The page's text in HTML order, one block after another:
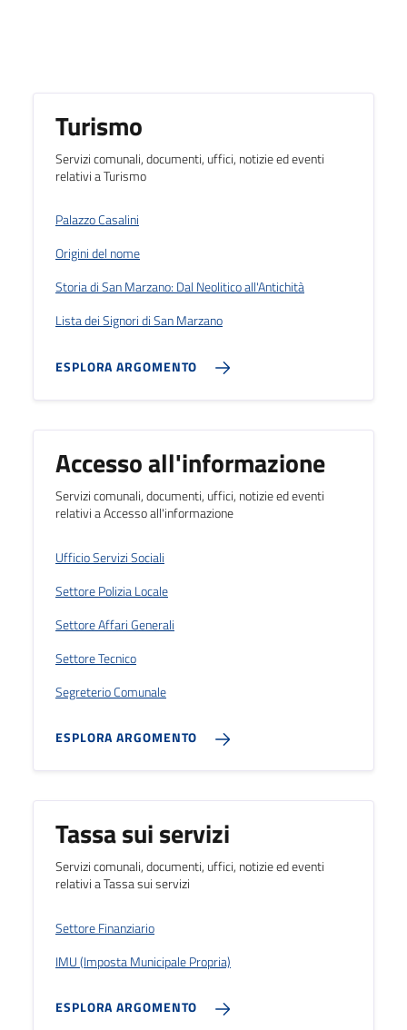
Turismo
Servizi comunali, documenti, uffici, notizie ed eventi
relativi a Turismo
Palazzo Casalini
Origini del nome
Storia di San Marzano: Dal Neolitico all'Antichità
Lista dei Signori di San Marzano
ESPLORA ARGOMENTO
Accesso all'informazione
Servizi comunali, documenti, uffici, notizie ed eventi
relativi a Accesso all'informazione
Ufficio Servizi Sociali
Settore Polizia Locale
Settore Affari Generali
Settore Tecnico
Segreterio Comunale
ESPLORA ARGOMENTO
Tassa sui servizi
Servizi comunali, documenti, uffici, notizie ed eventi
relativi a Tassa sui servizi
Settore Finanziario
IMU (Imposta Municipale Propria)
ESPLORA ARGOMENTO